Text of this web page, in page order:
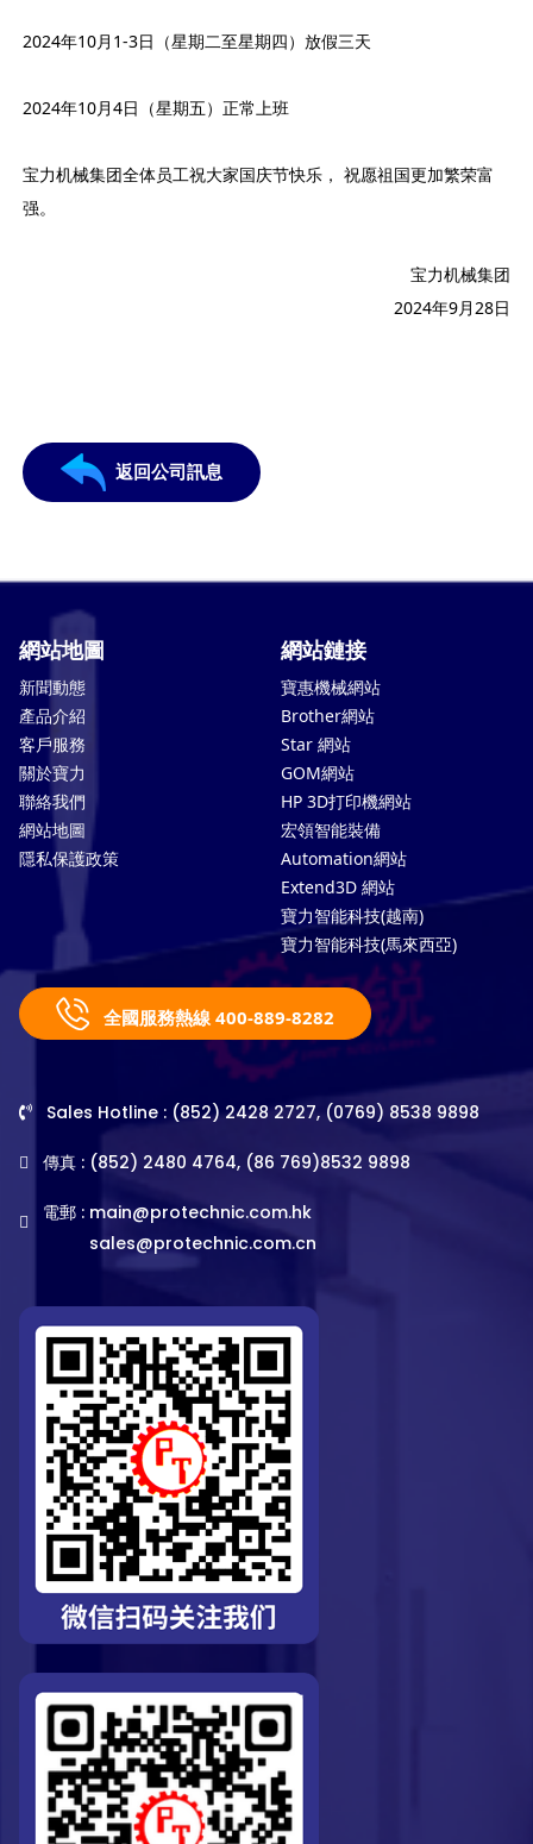
2024年10月1-3日（星期二至星期四）放假三天
2024年10月4日（星期五）正常上班
宝力机械集团全体员工祝大家国庆节快乐， 祝愿祖国更加繁荣富
强。
宝力机械集团
2024年9月28日
返回公司訊息
網站地圖
新聞動態
產品介紹
客戶服務
關於寶力
聯絡我們
網站地圖
隱私保護政策
網站鏈接
寶惠機械網站
Brother網站
Star 網站
GOM網站
HP 3D打印機網站
宏領智能裝備
Automation網站
Extend3D 網站
寶力智能科技(越南)
寶力智能科技(馬來西亞)
全國服務熱線 400-889-8282
Sales Hotline : (852) 2428 2727, (0769) 8538 9898
傳真 : (852) 2480 4764, (86 769)8532 9898
電郵 : main@protechnic.com.hk
sales@protechnic.com.cn